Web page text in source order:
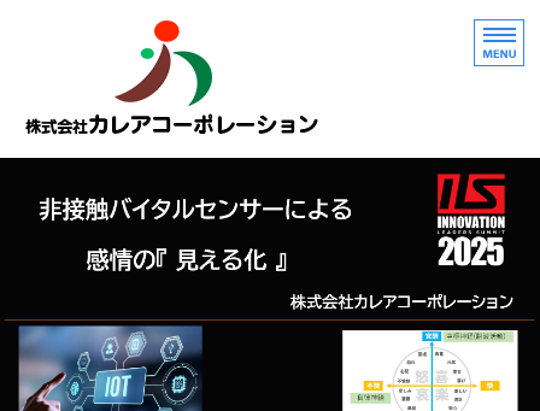
APIクラウドサービス
お問い合わせ